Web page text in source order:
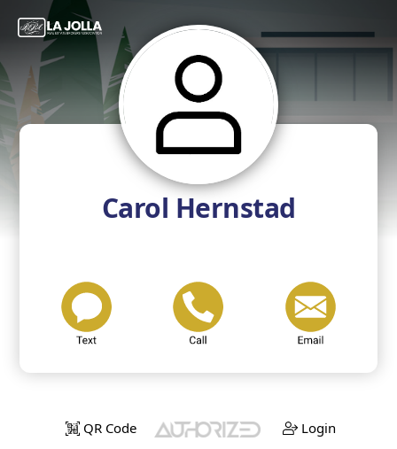
Carol Hernstad
QR Code Login